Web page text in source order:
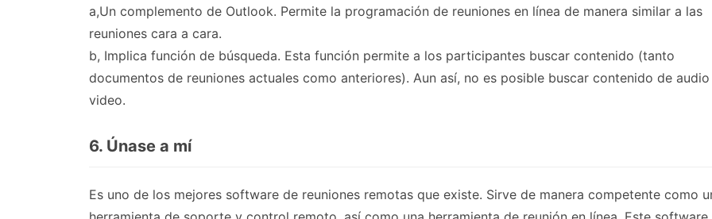
a,Un complemento de Outlook. Permite la programación de reuniones en línea de manera similar a las
reuniones cara a cara.
b, Implica función de búsqueda. Esta función permite a los participantes buscar contenido (tanto
documentos de reuniones actuales como anteriores). Aun así, no es posible buscar contenido de
video.
6. Únase a mí
Es uno de los mejores software de reuniones remotas que existe. Sirve de manera competente como